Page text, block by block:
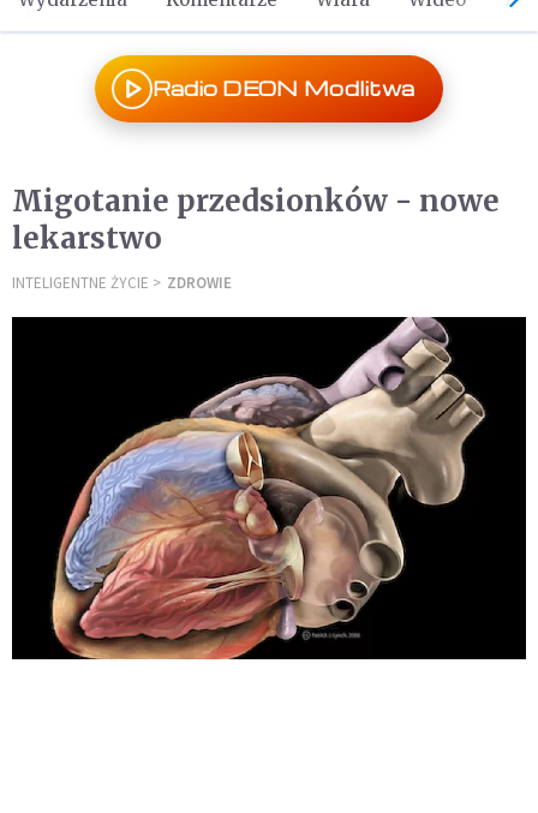
Radio DEON Modlitwa
Migotanie przedsionków - nowe
lekarstwo
INTELIGENTNE ŻYCIE ZDROWIE